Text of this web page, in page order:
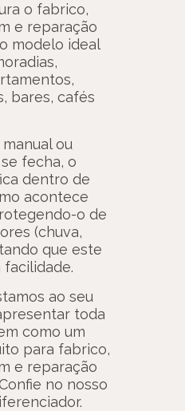
o fabrico,
e reparação
modelo ideal
bares, cafés
ou
fecha, o
dentro de
acontece
o de
(chuva,
que este
ao seu
toda
como um
para fabrico,
e reparação
no nosso